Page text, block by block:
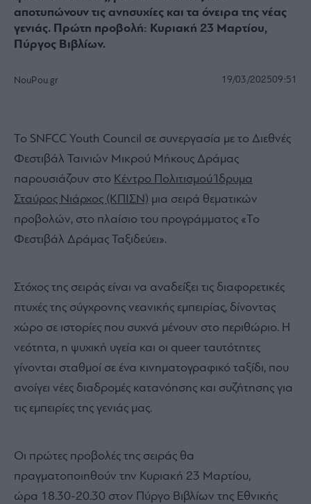
αποτυπώνουν τις ανησυχίες και τα όνειρα της νέας
γενιάς. Πρώτη προβολή: Κυριακή 23 Μαρτίου,
Πύργος Βιβλίων.
NouPou.gr 19/03/202509:51
Το SNFCC Youth Council σε συνεργασία με το Διεθνές
Φεστιβάλ Ταινιών Μικρού Μήκους Δράμας
παρουσιάζουν στο Κέντρο Πολιτισμού Ίδρυμα
Σταύρος Νιάρχος (ΚΠΙΣΝ) μια σειρά θεματικών
προβολών, στο πλαίσιο του προγράμματος «Το
Φεστιβάλ Δράμας Ταξιδεύει».
Στόχος της σειράς είναι να αναδείξει τις διαφορετικές
πτυχές της σύγχρονης νεανικής εμπειρίας, δίνοντας
χώρο σε ιστορίες που συχνά μένουν στο περιθώριο. Η
νεότητα, η ψυχική υγεία και οι queer ταυτότητες
γίνονται σταθμοί σε ένα κινηματογραφικό ταξίδι, που
ανοίγει νέες διαδρομές κατανόησης και συζήτησης για
τις εμπειρίες της γενιάς μας.
Οι πρώτες προβολές της σειράς θα
πραγματοποιηθούν την Κυριακή 23 Μαρτίου,
ώρα 18.30-20.30 στον Πύργο Βιβλίων της Εθνικής